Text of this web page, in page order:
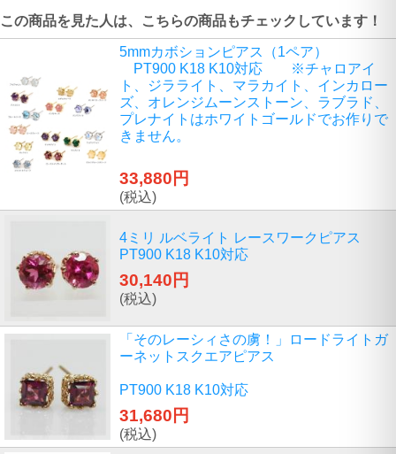
この商品を見た人は、こちらの商品もチェックしています！
5mmカボションピアス（1ペア）
PT900 K18 K10対応 ※チャロアイ
ト、ジラライト、マラカイト、インカロー
ズ、オレンジムーンストーン、ラブラド、
プレナイトはホワイトゴールドでお作りで
きません。
33,880円
(税込)
4ミリ ルベライト レースワークピアス
PT900 K18 K10対応
30,140円
(税込)
「そのレーシィさの虜！」ロードライトガ
ーネットスクエアピアス
PT900 K18 K10対応
31,680円
(税込)